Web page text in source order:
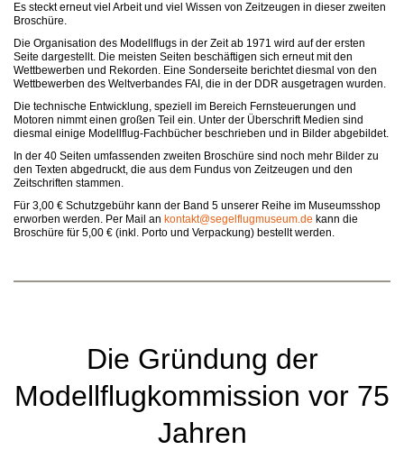
Es steckt erneut viel Arbeit und viel Wissen von Zeitzeugen in dieser zweiten
Broschüre.
Die Organisation des Modellflugs in der Zeit ab 1971 wird auf der ersten
Seite dargestellt. Die meisten Seiten beschäftigen sich erneut mit den
Wettbewerben und Rekorden. Eine Sonderseite berichtet diesmal von den
Wettbewerben des Weltverbandes FAI, die in der DDR ausgetragen wurden.
Die technische Entwicklung, speziell im Bereich Fernsteuerungen und
Motoren nimmt einen großen Teil ein. Unter der Überschrift Medien sind
diesmal einige Modellflug-Fachbücher beschrieben und in Bilder abgebildet.
In der 40 Seiten umfassenden zweiten Broschüre sind noch mehr Bilder zu
den Texten abgedruckt, die aus dem Fundus von Zeitzeugen und den
Zeitschriften stammen.
Für 3,00 € Schutzgebühr kann der Band 5 unserer Reihe im Museumsshop
erworben werden. Per Mail an kontakt@segelflugmuseum.de kann die
Broschüre für 5,00 € (inkl. Porto und Verpackung) bestellt werden.
Die Gründung der
Modellflugkommission vor 75
Jahren